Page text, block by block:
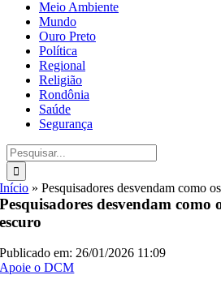
Meio Ambiente
Mundo
Ouro Preto
Política
Regional
Religião
Rondônia
Saúde
Segurança
Buscar
resultados
para:
Início »Pesquisadores desvendam como
Pesquisadores desvendam como
escuro
Publicado em: 26/01/2026 11:09
Apoie o DCM